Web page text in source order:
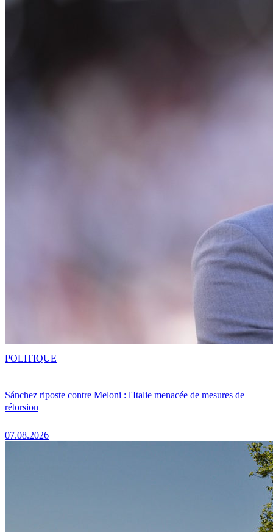
Sánchez riposte contre Meloni : l'Italie menacée de mesures de
rétorsion
07.08.2026
POLITIQUE